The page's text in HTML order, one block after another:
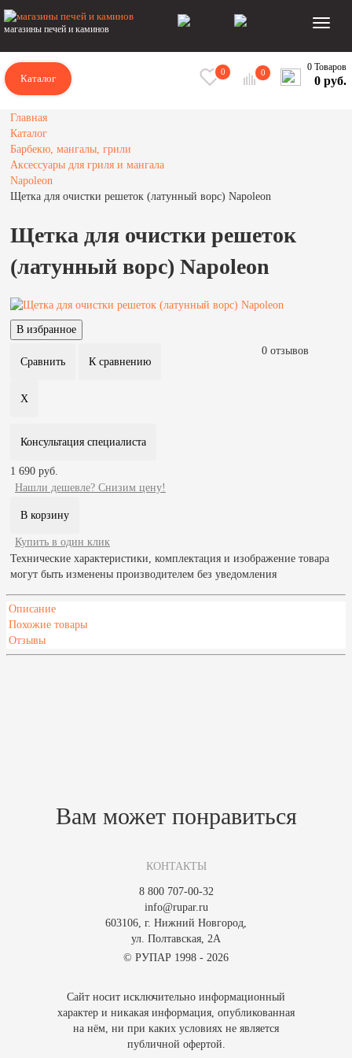
магазины печей и каминов
Каталог
0 0 0 Товаров
0 руб.
Главная
Каталог
Барбекю, мангалы, грили
Аксессуары для гриля и мангала
Napoleon
Щетка для очистки решеток (латунный ворс) Napoleon
Щетка для очистки решеток
(латунный ворс) Napoleon
0 отзывов
Консультация специалиста
1 690 руб.
Нашли дешевле? Снизим цену!
Купить в один клик
Технические характеристики, комплектация и изображение товара
могут быть изменены производителем без уведомления
Описание
Похожие товары
Отзывы
Вам может понравиться
КОНТАКТЫ
8 800 707-00-32
info@rupar.ru
603106, г. Нижний Новгород,
ул. Полтавская, 2А
© РУПАР 1998 - 2026
Сайт носит исключительно информационный
характер и никакая информация, опубликованная
на нём, ни при каких условиях не является
публичной офертой.